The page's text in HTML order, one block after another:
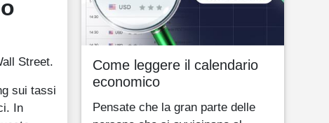
Street.
sui tassi
In
Come leggere il calendario
economico
Pensate che la gran parte delle